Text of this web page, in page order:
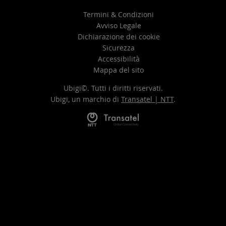
Termini & Condizioni
Avviso Legale
Dichiarazione dei cookie
Sicurezza
Accessibilità
Mappa del sito
Ubigi©. Tutti i diritti riservati.
Ubigi, un marchio di Transatel | NTT.